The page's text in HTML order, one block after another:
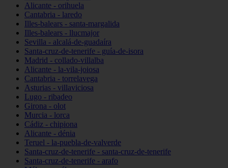
Alicante - orihuela
Cantabria - laredo
Illes-balears - santa-margalida
Illes-balears - llucmajor
Sevilla - alcalá-de-guadaíra
Santa-cruz-de-tenerife - guía-de-isora
Madrid - collado-villalba
Alicante - la-vila-joiosa
Cantabria - torrelavega
Asturias - villaviciosa
Lugo - ribadeo
Girona - olot
Murcia - lorca
Cádiz - chipiona
Alicante - dénia
Teruel - la-puebla-de-valverde
Santa-cruz-de-tenerife - santa-cruz-de-tenerife
Santa-cruz-de-tenerife - arafo